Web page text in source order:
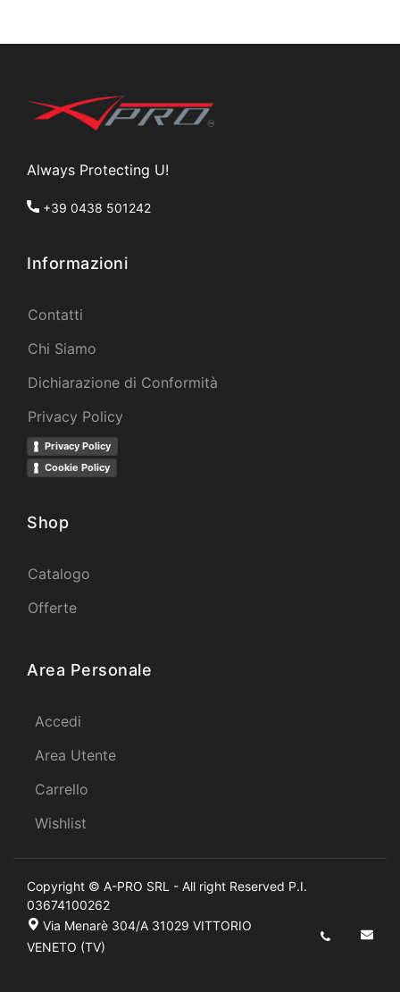
Always Protecting U!
+39 0438 501242
Informazioni
Contatti
Chi Siamo
Dichiarazione di Conformità
Privacy Policy
Privacy Policy
Cookie Policy
Shop
Catalogo
Offerte
Area Personale
Accedi
Area Utente
Carrello
Wishlist
Copyright © A-PRO SRL - All right Reserved P.I.
03674100262
Via Menarè 304/A 31029 VITTORIO
VENETO (TV)